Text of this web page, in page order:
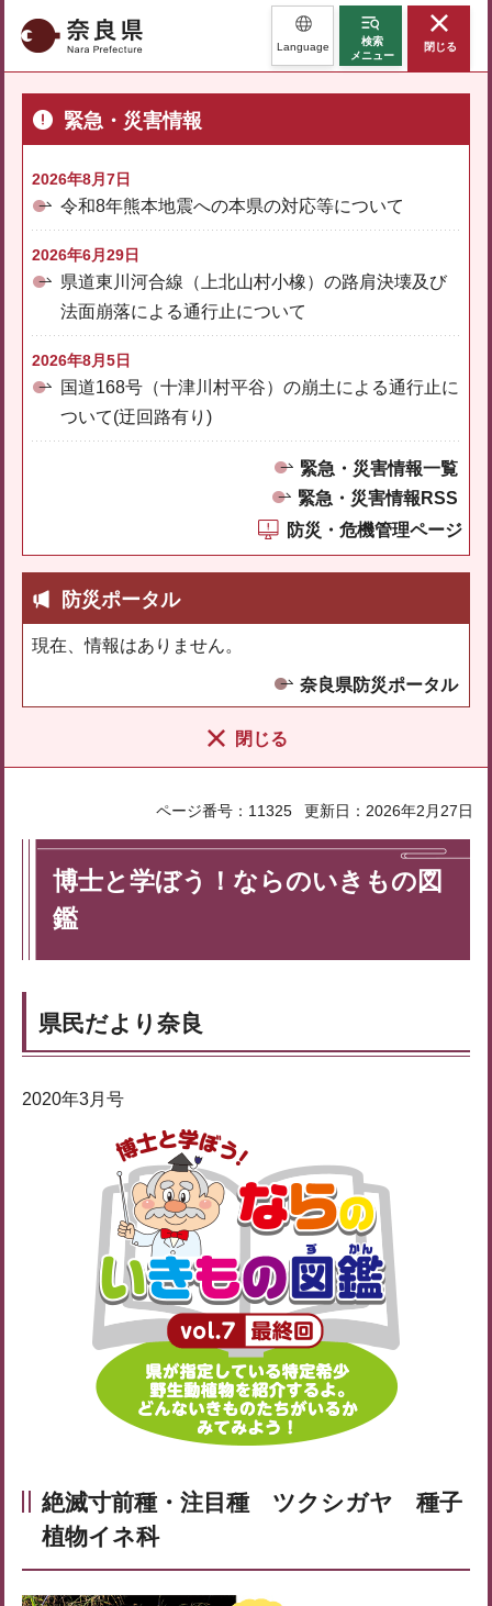
奈良県 Language
検索
メニュー
閉じる
緊急・災害情報
2026年8月7日
令和8年熊本地震への本県の対応等について
2026年6月29日
県道東川河合線（上北山村小橡）の路肩決壊及び
法面崩落による通行止について
2026年8月5日
国道168号（十津川村平谷）の崩土による通行止に
ついて(迂回路有り)
緊急・災害情報一覧
緊急・災害情報RSS
防災・危機管理ページ
防災ポータル
現在、情報はありません。
奈良県防災ポータル
閉じる
ページ番号：11325 更新日：2026年2月27日
博士と学ぼう！ならのいきもの図
鑑
県民だより奈良
2020年3月号
絶滅寸前種・注目種 ツクシガヤ 種子
植物イネ科